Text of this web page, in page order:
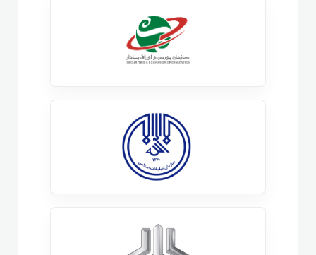
اطلاعات خود را به سادگی ثبت و مرتب کنند. با این
قابلیت، می توانید یادداشت هایتان را به صورت متن،
به اطلاعات خیلی راحت تر و سریع تر شود.
یکی از نکات جالب OneNote، امکان ایجاد بخش ها و
صفحات مختلف برای هر موضوع است. شما می توانید
های آن را در صفحات مختلف قرار دهید. این روش